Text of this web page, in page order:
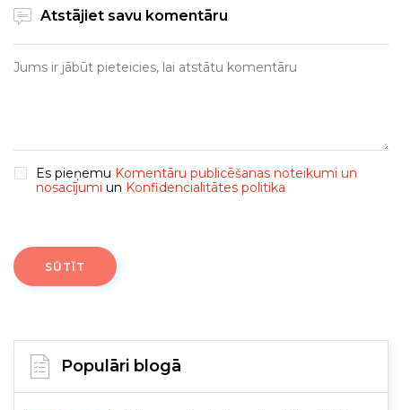
Atstājiet savu komentāru
Es pieņemu Komentāru publicēšanas noteikumi un
nosacījumi un Konfidencialitātes politika
SŪTĪT
Populāri blogā